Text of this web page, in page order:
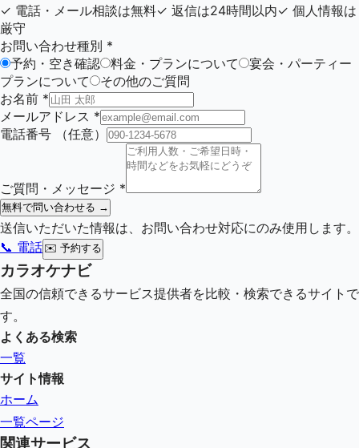
✓ 電話・メール相談は無料✓ 返信は24時間以内✓ 個人情報は
厳守
お問い合わせ種別 *
予約・空き確認
料金・プランについて
宴会・パーティー
プランについて
その他のご質問
お名前 *
メールアドレス *
電話番号
（任意）
ご質問・メッセージ *
無料で問い合わせる →
送信いただいた情報は、お問い合わせ対応にのみ使用します。
📞 電話 ✉️ 予約する
カラオケナビ
全国の信頼できるサービス提供者を比較・検索できるサイトで
す。
よくある検索
一覧
サイト情報
ホーム
一覧ページ
関連サービス